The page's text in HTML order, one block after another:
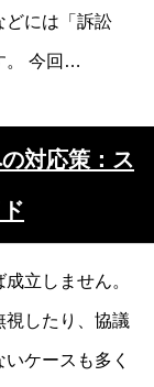
どには「訴訟
。 今回…
対応策：ス
立しません。
視したり、協議
ケースも多く